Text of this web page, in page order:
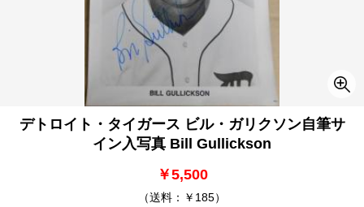
デトロイト・タイガース ビル・ガリクソン自筆サ
イン入写真 Bill Gullickson
￥5,500
（送料：￥185）